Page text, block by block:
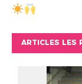
ARTICLES LES